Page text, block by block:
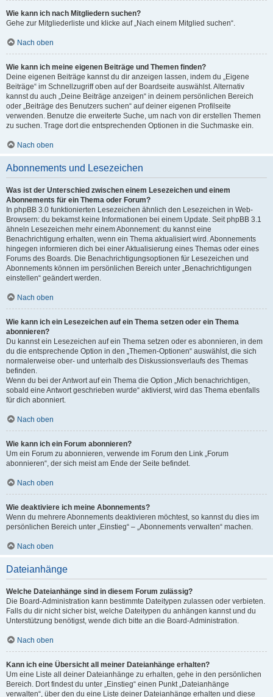
Wie kann ich nach Mitgliedern suchen?
Gehe zur Mitgliederliste und klicke auf „Nach einem Mitglied suchen“.
Nach oben
Wie kann ich meine eigenen Beiträge und Themen finden?
Deine eigenen Beiträge kannst du dir anzeigen lassen, indem du „Eigene
Beiträge“ im Schnellzugriff oben auf der Boardseite auswählst. Alternativ
kannst du auch „Deine Beiträge anzeigen“ in deinem persönlichen Bereich
oder „Beiträge des Benutzers suchen“ auf deiner eigenen Profilseite
verwenden. Benutze die erweiterte Suche, um nach von dir erstellen Themen
zu suchen. Trage dort die entsprechenden Optionen in die Suchmaske ein.
Nach oben
Abonnements und Lesezeichen
Was ist der Unterschied zwischen einem Lesezeichen und einem
Abonnements für ein Thema oder Forum?
In phpBB 3.0 funktionierten Lesezeichen ähnlich den Lesezeichen in Web-
Browsern: du bekamst keine Informationen bei einem Update. Seit phpBB 3.1
ähneln Lesezeichen mehr einem Abonnement: du kannst eine
Benachrichtigung erhalten, wenn ein Thema aktualisiert wird. Abonnements
hingegen informieren dich bei einer Aktualisierung eines Themas oder eines
Forums des Boards. Die Benachrichtigungsoptionen für Lesezeichen und
Abonnements können im persönlichen Bereich unter „Benachrichtigungen
einstellen“ geändert werden.
Nach oben
Wie kann ich ein Lesezeichen auf ein Thema setzen oder ein Thema
abonnieren?
Du kannst ein Lesezeichen auf ein Thema setzen oder es abonnieren, in dem
du die entsprechende Option in den „Themen-Optionen“ auswählst, die sich
normalerweise ober- und unterhalb des Diskussionsverlaufs des Themas
befinden.
Wenn du bei der Antwort auf ein Thema die Option „Mich benachrichtigen,
sobald eine Antwort geschrieben wurde“ aktivierst, wird das Thema ebenfalls
für dich abonniert.
Nach oben
Wie kann ich ein Forum abonnieren?
Um ein Forum zu abonnieren, verwende im Forum den Link „Forum
abonnieren“, der sich meist am Ende der Seite befindet.
Nach oben
Wie deaktiviere ich meine Abonnements?
Wenn du mehrere Abonnements deaktivieren möchtest, so kannst du dies im
persönlichen Bereich unter „Einstieg“ – „Abonnements verwalten“ machen.
Nach oben
Dateianhänge
Welche Dateianhänge sind in diesem Forum zulässig?
Die Board-Administration kann bestimmte Dateitypen zulassen oder verbieten.
Falls du dir nicht sicher bist, welche Dateitypen du anhängen kannst und du
Unterstützung benötigst, wende dich bitte an die Board-Administration.
Nach oben
Kann ich eine Übersicht all meiner Dateianhänge erhalten?
Um eine Liste all deiner Dateianhänge zu erhalten, gehe in den persönlichen
Bereich. Dort findest du unter „Einstieg“ einen Punkt „Dateianhänge
verwalten“, über den du eine Liste deiner Dateianhänge erhalten und diese